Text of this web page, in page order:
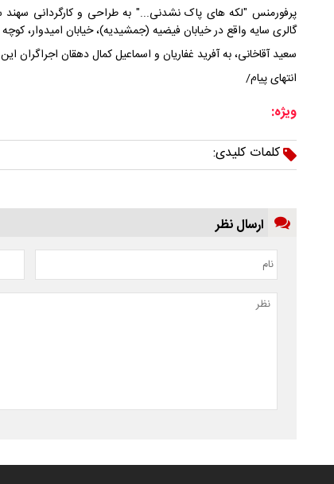
گالری سایه واقع در خیابان فیضیه (جمشیدیه)، خیابان امیدوار، کوچه آقاخانی، پلاک ۳ میزبان
سعید آقاخانی، به آفرید غفاریان و اسماعیل کمال دهقان اجراگران
انتهای پیام/
ویژه:
کلمات کلیدی:
ارسال نظر